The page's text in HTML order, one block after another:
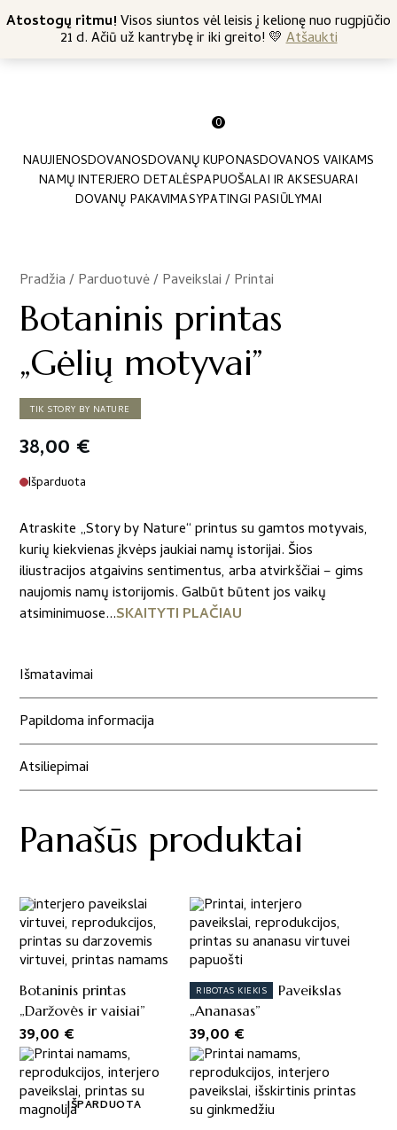
Atostogų ritmu!Visos siuntos vėl leisis į kelionę nuo rugpjūčio
21 d. Ačiū už kantrybę ir iki greito! 💛Atšaukti
Nemokamas siuntimas nuo 45 Eur +370 682 57369
0
NAUJIENOSDOVANOSDOVANŲ KUPONASDOVANOS VAIKAMS
NAMŲ INTERJERO DETALĖSPAPUOŠALAI IR AKSESUARAI
DOVANŲ PAKAVIMASYPATINGI PASIŪLYMAI
Pradžia/Parduotuvė/Paveikslai / Printai
/
Botaninis printas
„Gėlių motyvai”
TIK STORY BY NATURE
38,00 €
Išparduota
Atraskite „Story by Nature“ printus su gamtos motyvais,
kurių kiekvienas įkvėps jaukiai namų istorijai. Šios
iliustracijos atgaivins sentimentus, arba atvirkščiai – gims
naujomis namų istorijomis. Galbūt būtent jos vaikų
atsiminimuose...SKAITYTI PLAČIAU
Išmatavimai
Papildoma informacija
Atsiliepimai
Panašūs produktai
Botaninis printas
„Daržovės ir vaisiai”
39,00 €
IŠPARDUOTA
RIBOTAS KIEKIS
Paveikslas
„Ananasas”
39,00 €